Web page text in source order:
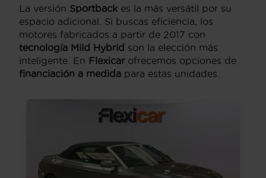
La versión Sportback es la más versátil por su
espacio adicional. Si buscas eficiencia, los
motores fabricados a partir de 2017 con
tecnología Mild Hybrid son la elección más
inteligente. En Flexicarofrecemos opciones de
financiación a medida para estas unidades.